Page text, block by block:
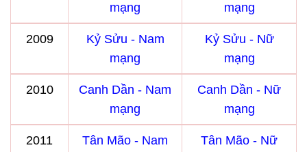
mạng
mạng
2009
Kỷ Sửu - Nam
mạng
Kỷ Sửu - Nữ
mạng
2010
Canh Dần - Nam
mạng
Canh Dần - Nữ
mạng
2011
Tân Mão - Nam
Tân Mão - Nữ